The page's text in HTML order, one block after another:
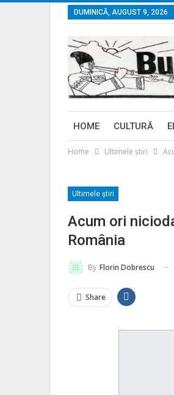
DUMINICĂ, AUGUST 9, 2026
HOME CULTURĂ
Home Ultimele ştiri
Ultimele ştiri
Acum ori
România
By Florin Dobrescu
Share